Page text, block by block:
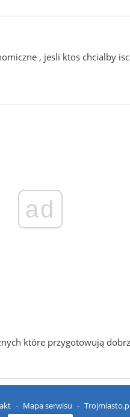
, jesli ktos chcialby
ad
które przygotowują
Mapa serwisu